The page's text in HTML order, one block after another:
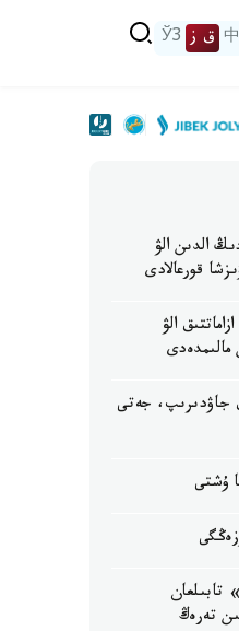
ق ز ЎЗ
الدىن الۋ
قورعالادى
الۋ
جاۋدىرىپ، جەتى
تابىلعان
تەرەڭ